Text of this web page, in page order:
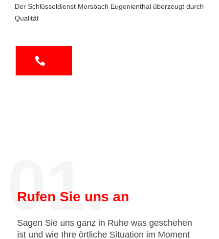
Der Schlüsseldienst Morsbach Eugenienthal überzeugt durch
Qualität
01.
Rufen Sie uns an
Sagen Sie uns ganz in Ruhe was geschehen
ist und wie Ihre örtliche Situation im Moment